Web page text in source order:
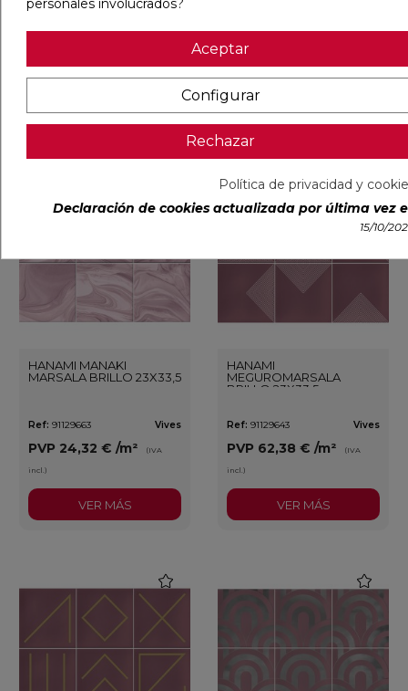
HANAMI MANAKI
MARSALA BRILLO 23X33,5
Ref: 91129663 Vives
PVP 24,32 € /m² (IVA
incl.)
VER MÁS
HANAMI
MEGUROMARSALA
BRILLO 23X33,5
Ref: 91129643 Vives
PVP 62,38 € /m² (IVA
incl.)
favorite
VER MÁS
personales involucrados?
Aceptar
Configurar
Rechazar
Política de privacidad y
Declaración de cookies actualizada por última vez
15/10/